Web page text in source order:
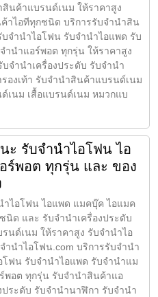
สินค้าแบรนด์เนม ให้ราคาสูง
าไอทีทุกชนิด บริการรับจำนำสิน
จำนำไอโฟน รับจำนำไอแพด รับ
นำแอร์พอต ทุกรุ่น ให้ราคาสูง
จำนำเครื่องประดับ รับจำนำ
องเท้า รับจำนำสินค้าแบรนด์เนม
เนม เสื้อแบรนด์เนม หมวกแบ
ะ รับจำนำไอโฟน ไอ
พอต ทุกรุ่น และ ของ
ไอโฟน ไอแพด แมคบุ๊ค ไอแมค
ด และ รับจำนำเครื่องประดับ
นด์เนม ให้ราคาสูง รับจำนำไอ
นําไอโฟน.com บริการรับจำนำ
ฟน รับจำนำไอแพด รับจำนำแม
พอต ทุกรุ่น รับจำนำสินค้าแอ
ระดับ รับจำนำนาฬิกา รับจำนำ